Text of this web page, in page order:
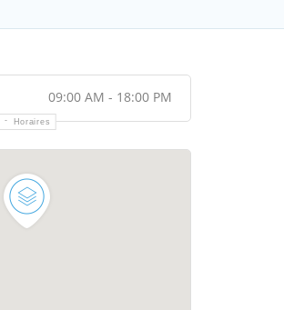
09:00 AM - 18:00 PM
Horaires